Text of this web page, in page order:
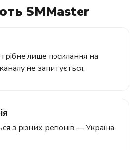
SMMaster
лише посилання на
не запитується.
з різних регіонів — Україна,